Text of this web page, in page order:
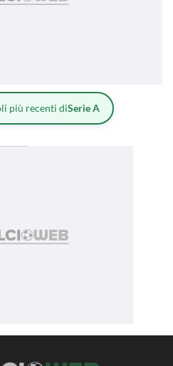
più recenti diSerie A